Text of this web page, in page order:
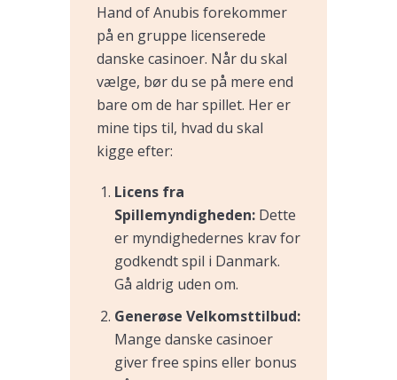
Hand of Anubis forekommer
på en gruppe licenserede
danske casinoer. Når du skal
vælge, bør du se på mere end
bare om de har spillet. Her er
mine tips til, hvad du skal
kigge efter:
Licens fra
Spillemyndigheden: Dette
er myndighedernes krav for
godkendt spil i Danmark.
Gå aldrig uden om.
Generøse Velkomsttilbud:
Mange danske casinoer
giver free spins eller bonus